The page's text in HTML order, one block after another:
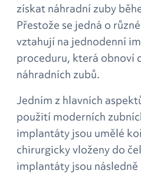
získat náhradní zuby
Přestože se jedná o
vztahují na jednodenní
proceduru, která obnoví
náhradních zubů.
Jedním z hlavních
použití moderních
implantáty jsou umělé
chirurgicky vloženy do
implantáty jsou